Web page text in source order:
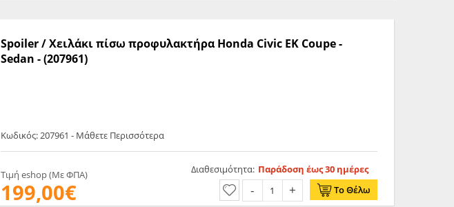
Spoiler / Χειλάκι πίσω προφυλακτήρα Honda Civic ΕΚ Coupe -
Sedan - (207961)
Κωδικός: 207961 - Μάθετε Περισσότερα
Τιμή eshop (Με ΦΠΑ)
199,00€
Διαθεσιμότητα: Παράδοση έως 30 ημέρες
Το Θέλω